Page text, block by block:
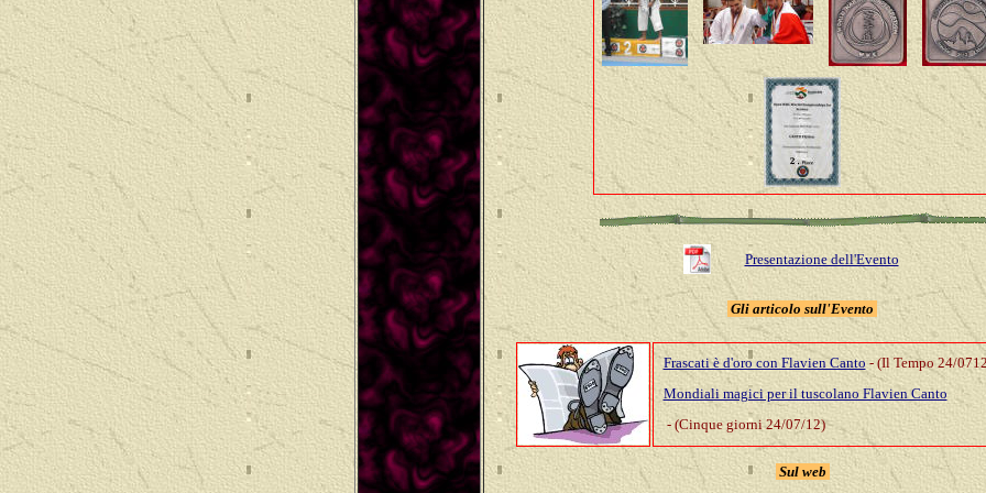
Presentazione dell'Evento
Gli articolo sull'Evento
Frascati è d'oro con Flavien Canto - (Il Tempo 24/
Mondiali magici per il tuscolano Flavien Canto
- (Cinque giorni 24/07/12)
Sul web